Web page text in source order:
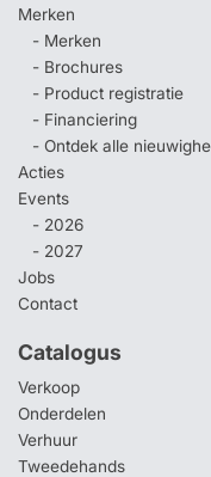
Merken
- Merken
- Brochures
- Product registratie
- Financiering
- Ontdek alle
Acties
Events
- 2026
- 2027
Jobs
Contact
Catalogus
Verkoop
Onderdelen
Verhuur
Tweedehands